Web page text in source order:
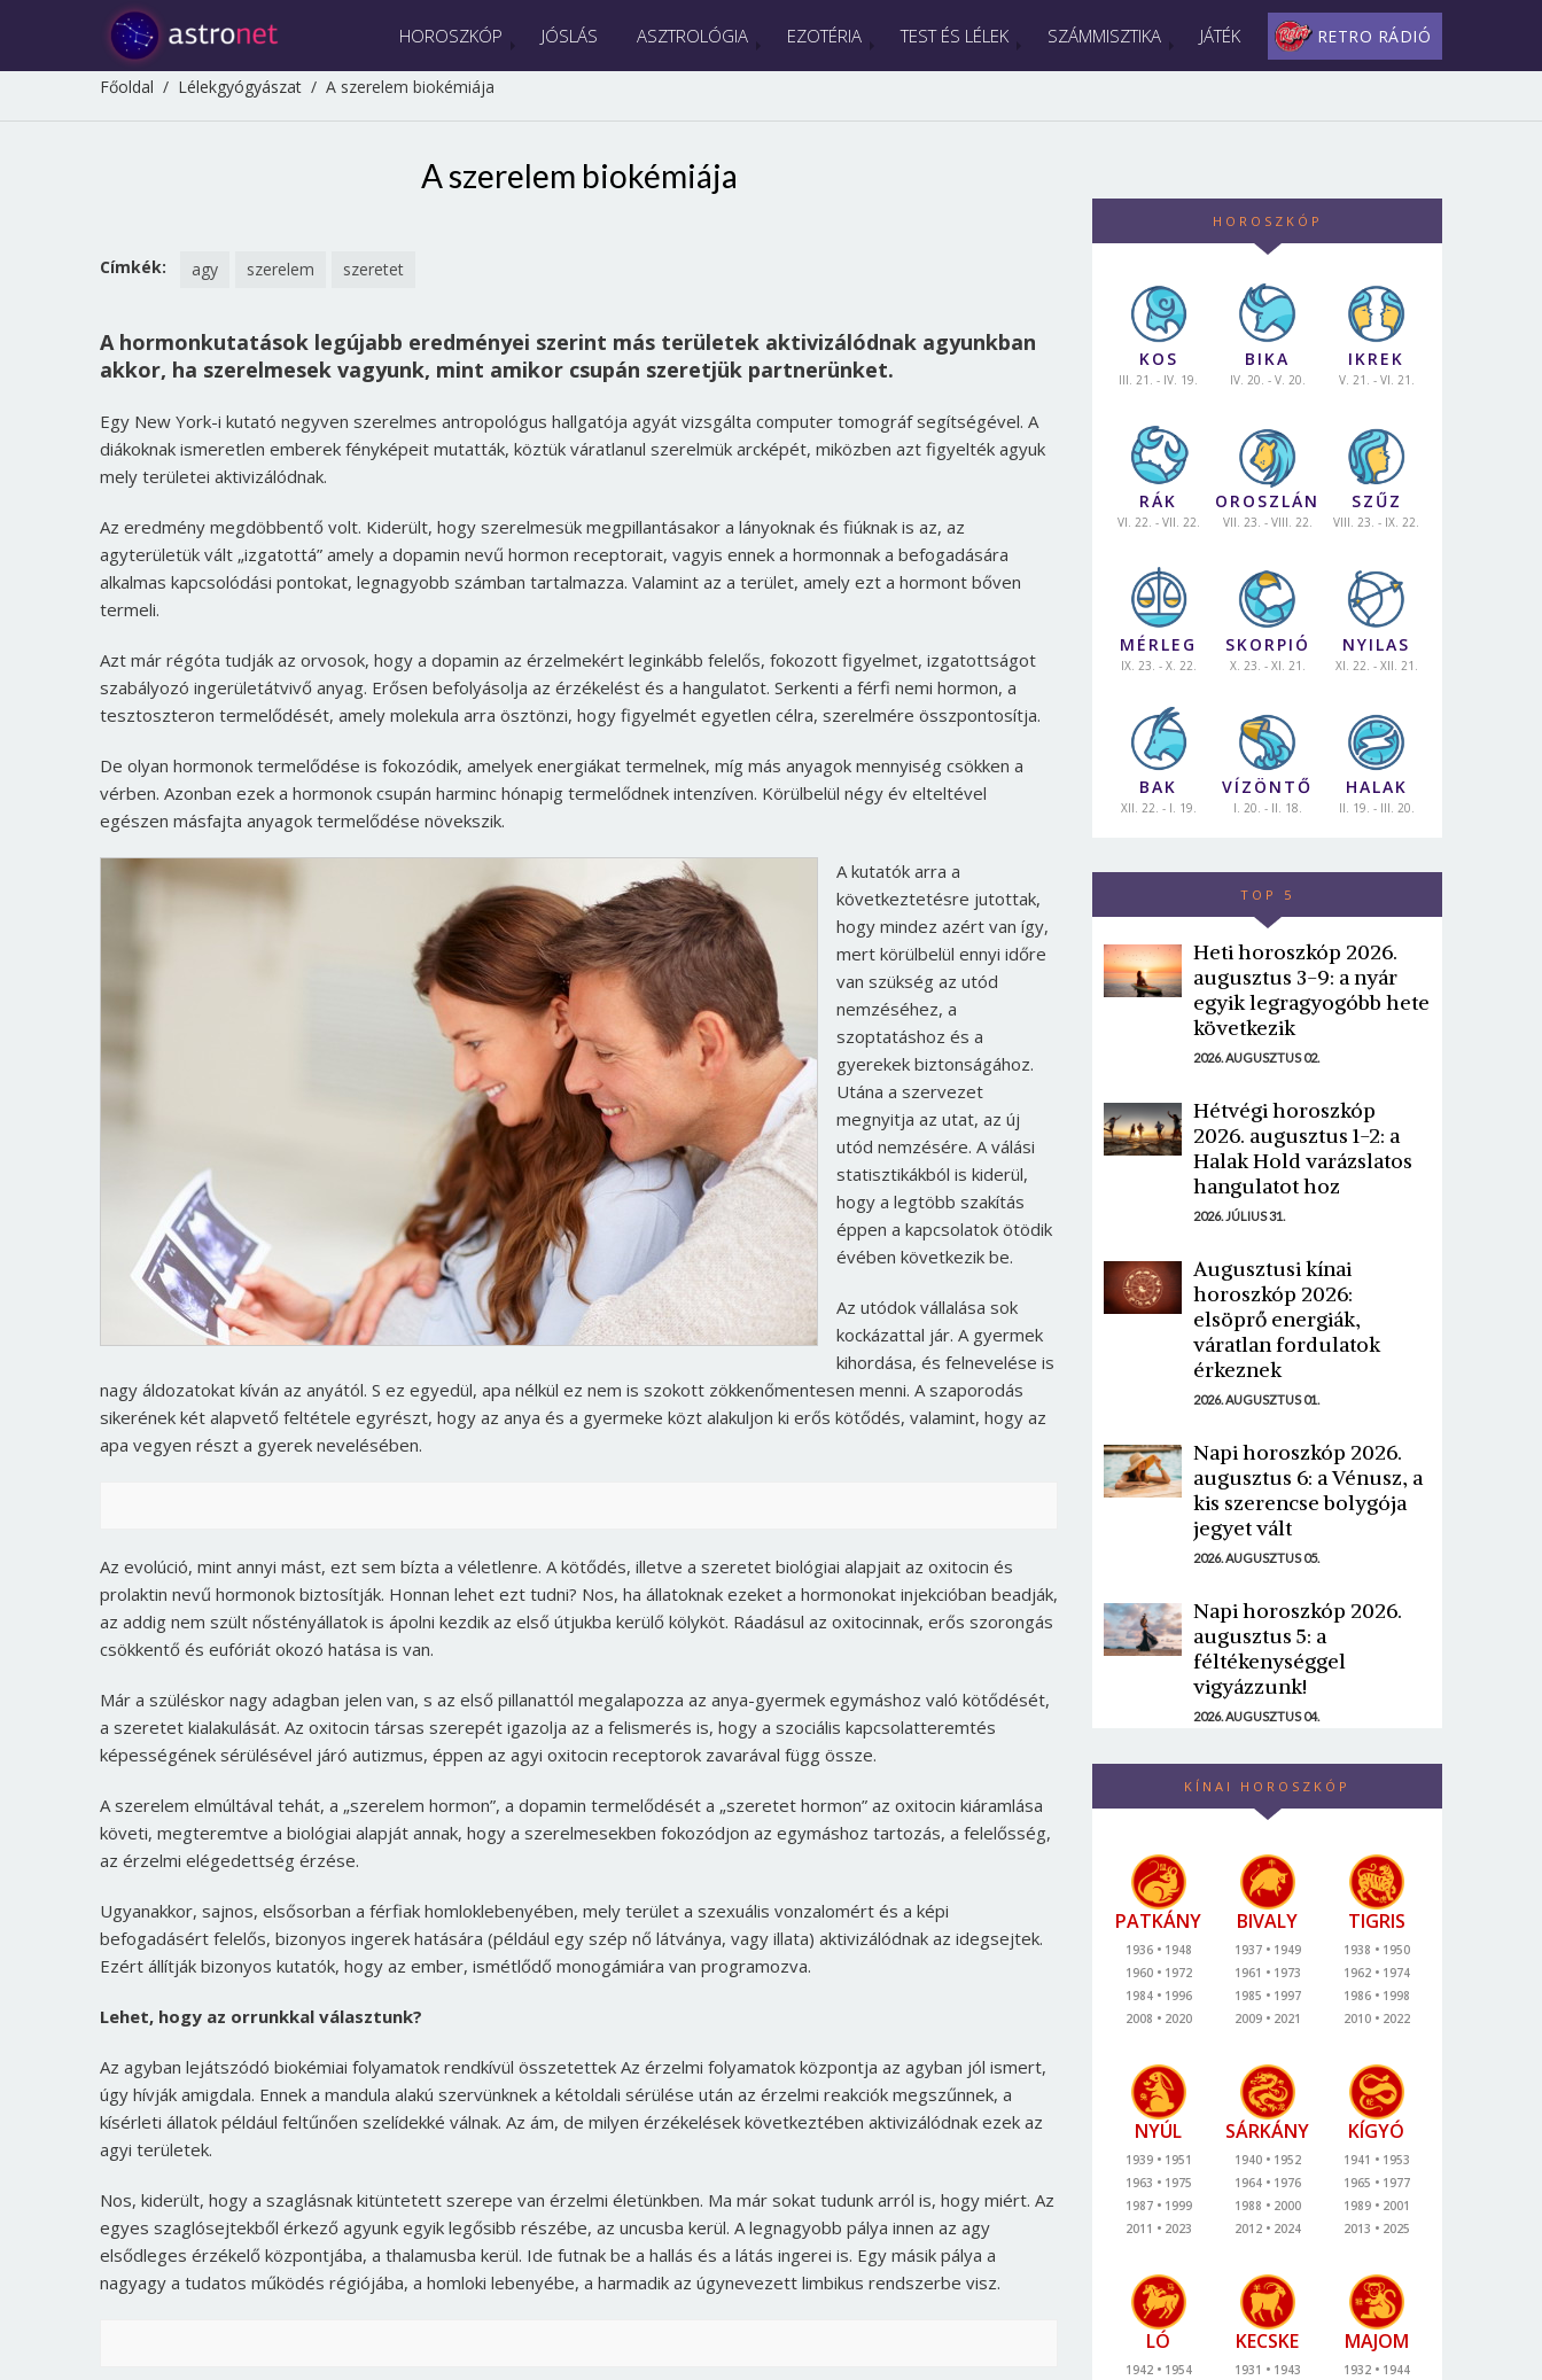
HOROSZKÓP JÓSLÁS ASZTROLÓGIA EZOTÉRIA TEST ÉS LÉLEK SZÁMMISZTIKA JÁTÉK RETRO RÁDIÓ
Főoldal / Lélekgyógyászat / A szerelem biokémiája
A szerelem biokémiája
Címkék: agy szerelem szeretet
A hormonkutatások legújabb eredményei szerint más területek aktivizálódnak agyunkban
akkor, ha szerelmesek vagyunk, mint amikor csupán szeretjük partnerünket.
Egy New York-i kutató negyven szerelmes antropológus hallgatója agyát vizsgálta computer tomográf segítségével. A
diákoknak ismeretlen emberek fényképeit mutatták, köztük váratlanul szerelmük arcképét, miközben azt figyelték agyuk
mely területei aktivizálódnak.
Az eredmény megdöbbentő volt. Kiderült, hogy szerelmesük megpillantásakor a lányoknak és fiúknak is az, az
agyterületük vált „izgatottá” amely a dopamin nevű hormon receptorait, vagyis ennek a hormonnak a befogadására
alkalmas kapcsolódási pontokat, legnagyobb számban tartalmazza. Valamint az a terület, amely ezt a hormont bőven
termeli.
Azt már régóta tudják az orvosok, hogy a dopamin az érzelmekért leginkább felelős, fokozott figyelmet, izgatottságot
szabályozó ingerületátvivő anyag. Erősen befolyásolja az érzékelést és a hangulatot. Serkenti a férfi nemi hormon, a
tesztoszteron termelődését, amely molekula arra ösztönzi, hogy figyelmét egyetlen célra, szerelmére összpontosítja.
De olyan hormonok termelődése is fokozódik, amelyek energiákat termelnek, míg más anyagok mennyiség csökken a
vérben. Azonban ezek a hormonok csupán harminc hónapig termelődnek intenzíven. Körülbelül négy év elteltével
egészen másfajta anyagok termelődése növekszik.
A kutatók arra a
következtetésre jutottak,
hogy mindez azért van így,
mert körülbelül ennyi időre
van szükség az utód
nemzéséhez, a
szoptatáshoz és a
gyerekek biztonságához.
Utána a szervezet
megnyitja az utat, az új
utód nemzésére. A válási
statisztikákból is kiderül,
hogy a legtöbb szakítás
éppen a kapcsolatok ötödik
évében következik be.
Az utódok vállalása sok
kockázattal jár. A gyermek
kihordása, és felnevelése is
nagy áldozatokat kíván az anyától. S ez egyedül, apa nélkül ez nem is szokott zökkenőmentesen menni. A szaporodás
sikerének két alapvető feltétele egyrészt, hogy az anya és a gyermeke közt alakuljon ki erős kötődés, valamint, hogy az
apa vegyen részt a gyerek nevelésében.
Az evolúció, mint annyi mást, ezt sem bízta a véletlenre. A kötődés, illetve a szeretet biológiai alapjait az oxitocin és
prolaktin nevű hormonok biztosítják. Honnan lehet ezt tudni? Nos, ha állatoknak ezeket a hormonokat injekcióban beadják,
az addig nem szült nőstényállatok is ápolni kezdik az első útjukba kerülő kölyköt. Ráadásul az oxitocinnak, erős szorongás
csökkentő és eufóriát okozó hatása is van.
Már a szüléskor nagy adagban jelen van, s az első pillanattól megalapozza az anya-gyermek egymáshoz való kötődését,
a szeretet kialakulását. Az oxitocin társas szerepét igazolja az a felismerés is, hogy a szociális kapcsolatteremtés
képességének sérülésével járó autizmus, éppen az agyi oxitocin receptorok zavarával függ össze.
A szerelem elmúltával tehát, a „szerelem hormon”, a dopamin termelődését a „szeretet hormon” az oxitocin kiáramlása
követi, megteremtve a biológiai alapját annak, hogy a szerelmesekben fokozódjon az egymáshoz tartozás, a felelősség,
az érzelmi elégedettség érzése.
Ugyanakkor, sajnos, elsősorban a férfiak homloklebenyében, mely terület a szexuális vonzalomért és a képi
befogadásért felelős, bizonyos ingerek hatására (például egy szép nő látványa, vagy illata) aktivizálódnak az idegsejtek.
Ezért állítják bizonyos kutatók, hogy az ember, ismétlődő monogámiára van programozva.
Lehet, hogy az orrunkkal választunk?
Az agyban lejátszódó biokémiai folyamatok rendkívül összetettek Az érzelmi folyamatok központja az agyban jól ismert,
úgy hívják amigdala. Ennek a mandula alakú szervünknek a kétoldali sérülése után az érzelmi reakciók megszűnnek, a
kísérleti állatok például feltűnően szelídekké válnak. Az ám, de milyen érzékelések következtében aktivizálódnak ezek az
agyi területek.
Nos, kiderült, hogy a szaglásnak kitüntetett szerepe van érzelmi életünkben. Ma már sokat tudunk arról is, hogy miért. Az
egyes szaglósejtekből érkező agyunk egyik legősibb részébe, az uncusba kerül. A legnagyobb pálya innen az agy
elsődleges érzékelő központjába, a thalamusba kerül. Ide futnak be a hallás és a látás ingerei is. Egy másik pálya a
nagyagy a tudatos működés régiójába, a homloki lebenyébe, a harmadik az úgynevezett limbikus rendszerbe visz.
HOROSZKÓP
KOS
III. 21. - IV. 19.
BIKA
IV. 20. - V. 20.
IKREK
V. 21. - VI. 21.
RÁK
VI. 22. - VII. 22.
OROSZLÁN
VII. 23. - VIII. 22.
SZŰZ
VIII. 23. - IX. 22.
MÉRLEG
IX. 23. - X. 22.
SKORPIÓ
X. 23. - XI. 21.
NYILAS
XI. 22. - XII. 21.
BAK
XII. 22. - I. 19.
VÍZÖNTŐ
I. 20. - II. 18.
HALAK
II. 19. - III. 20.
TOP 5
Heti horoszkóp 2026.
augusztus 3-9: a nyár
egyik legragyogóbb hete
következik
2026. AUGUSZTUS 02.
Hétvégi horoszkóp
2026. augusztus 1-2: a
Halak Hold varázslatos
hangulatot hoz
2026. JÚLIUS 31.
Augusztusi kínai
horoszkóp 2026:
elsöprő energiák,
váratlan fordulatok
érkeznek
2026. AUGUSZTUS 01.
Napi horoszkóp 2026.
augusztus 6: a Vénusz, a
kis szerencse bolygója
jegyet vált
2026. AUGUSZTUS 05.
Napi horoszkóp 2026.
augusztus 5: a
féltékenységgel
vigyázzunk!
2026. AUGUSZTUS 04.
KÍNAI HOROSZKÓP
PATKÁNY
1936
1948
1960
1972
1984
1996
2008
2020
BIVALY
1937
1949
1961
1973
1985
1997
2009
2021
TIGRIS
1938
1950
1962
1974
1986
1998
2010
2022
NYÚL
1939
1951
1963
1975
1987
1999
2011
2023
SÁRKÁNY
1940
1952
1964
1976
1988
2000
2012
2024
KÍGYÓ
1941
1953
1965
1977
1989
2001
2013
2025
LÓ
1942
1954
KECSKE
1931
1943
MAJOM
1932
1944